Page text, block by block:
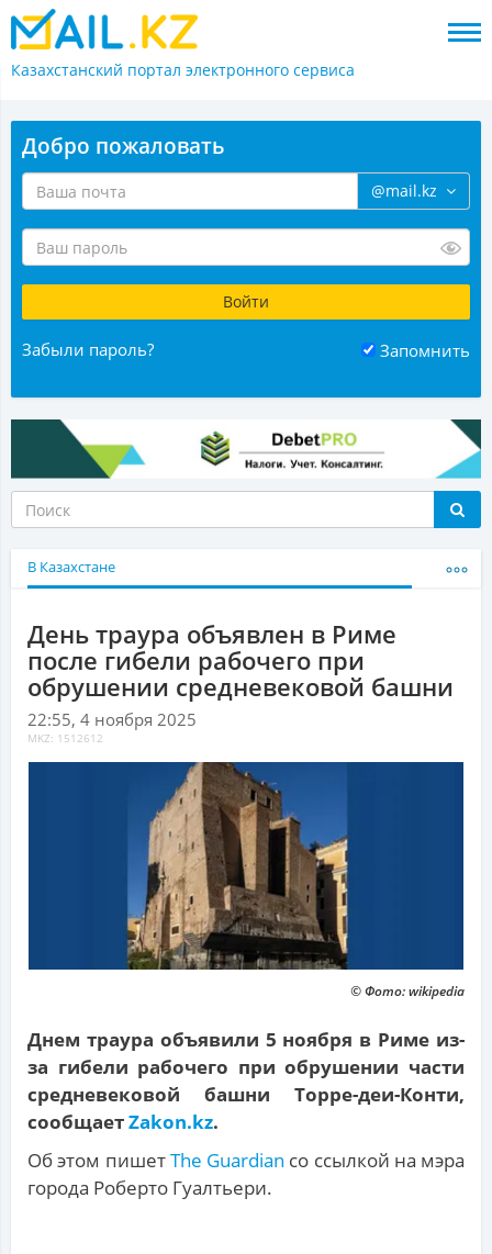
Казахстанский портал электронного сервиса
Добро пожаловать
@mail.kz
Забыли пароль? Запомнить
В Казахстане
День траура объявлен в Риме
после гибели рабочего при
обрушении средневековой башни
22:55, 4 ноября 2025
MKZ: 1512612
© Фото: wikipedia
Днем траура объявили 5 ноября в Риме из-
за гибели рабочего при обрушении части
средневековой башни Торре-деи-Конти,
сообщаетZakon.kz.
Об этом пишетThe Guardian со ссылкой на мэра
города Роберто Гуалтьери.